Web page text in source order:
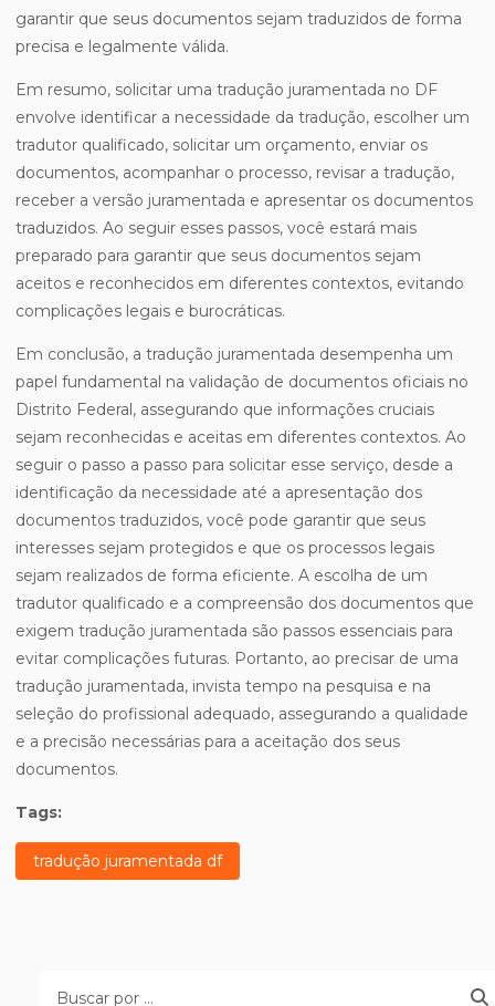
garantir que seus documentos sejam traduzidos de forma
precisa e legalmente válida.
Em resumo, solicitar uma tradução juramentada no DF
envolve identificar a necessidade da tradução, escolher um
tradutor qualificado, solicitar um orçamento, enviar os
documentos, acompanhar o processo, revisar a tradução,
receber a versão juramentada e apresentar os documentos
traduzidos. Ao seguir esses passos, você estará mais
preparado para garantir que seus documentos sejam
aceitos e reconhecidos em diferentes contextos, evitando
complicações legais e burocráticas.
Em conclusão, a tradução juramentada desempenha um
papel fundamental na validação de documentos oficiais no
Distrito Federal, assegurando que informações cruciais
sejam reconhecidas e aceitas em diferentes contextos. Ao
seguir o passo a passo para solicitar esse serviço, desde a
identificação da necessidade até a apresentação dos
documentos traduzidos, você pode garantir que seus
interesses sejam protegidos e que os processos legais
sejam realizados de forma eficiente. A escolha de um
tradutor qualificado e a compreensão dos documentos que
exigem tradução juramentada são passos essenciais para
evitar complicações futuras. Portanto, ao precisar de uma
tradução juramentada, invista tempo na pesquisa e na
seleção do profissional adequado, assegurando a qualidade
e a precisão necessárias para a aceitação dos seus
documentos.
Tags:
tradução juramentada df